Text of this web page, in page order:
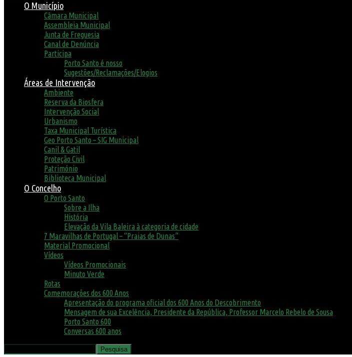
O Município
Câmara Municipal
Assembleia Municipal
Junta de Freguesia
Canal de Denúncia
Participa
Porto Santo é nosso
Sugestões/Reclamações/Elogios
Áreas de Intervenção
Ambiente
Reserva da Biosfera
Intervenção Social
Urbanismo
Taxa Municipal Turística
Geo Porto Santo – SIG Municipal
Canil & Gatil
Proteção Civil
Património
Biblioteca Municipal
O Concelho
O Porto Santo
Sobre a Ilha
História
Elevação da Vila Baleira à categoria de cidade
7 Maravilhas de Portugal – “Praias de Dunas”
Material Promocional
Vídeos
Vídeos Promocionais
Minuto Verde
Rotas
Comemorações dos 600 Anos
Apresentação do programa oficial dos 600 Anos do Descobrimento
Mensagem de sua Excelência, Presidente da República, Professor Marcelo Rebelo de Sousa
Porto Santo 600
Conversas 600 anos